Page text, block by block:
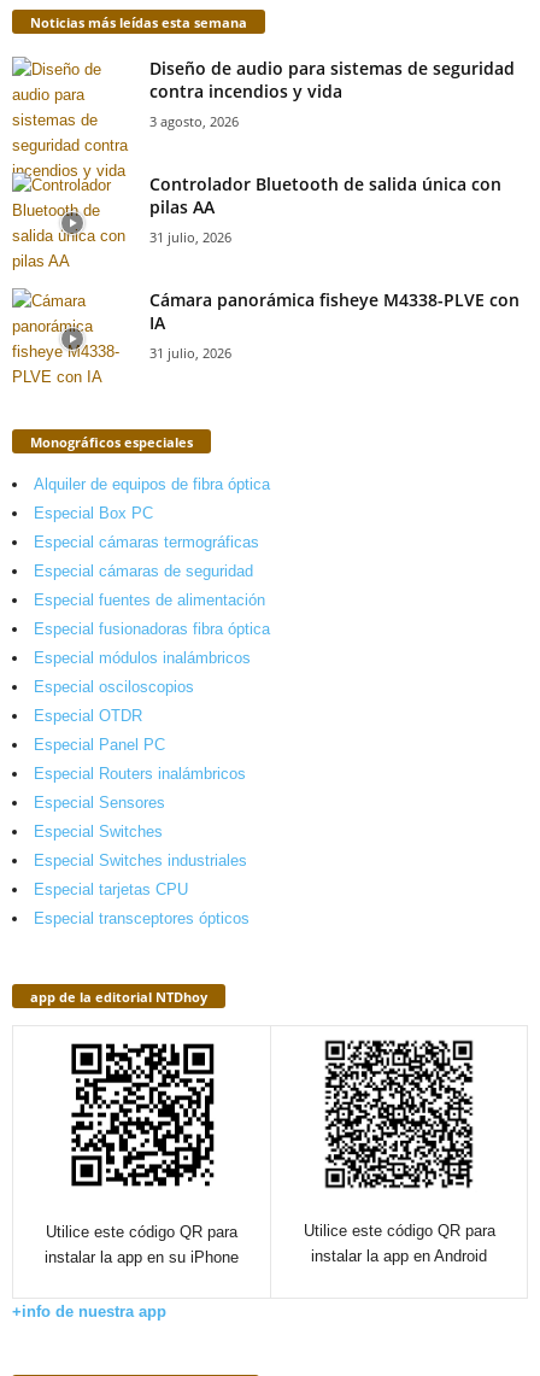
Noticias más leídas esta semana
Diseño de audio para sistemas de seguridad
contra incendios y vida
3 agosto, 2026
Controlador Bluetooth de salida única con
pilas AA
31 julio, 2026
Cámara panorámica fisheye M4338-PLVE con
IA
31 julio, 2026
Monográficos especiales
Alquiler de equipos de fibra óptica
Especial Box PC
Especial cámaras termográficas
Especial cámaras de seguridad
Especial fuentes de alimentación
Especial fusionadoras fibra óptica
Especial módulos inalámbricos
Especial osciloscopios
Especial OTDR
Especial Panel PC
Especial Routers inalámbricos
Especial Sensores
Especial Switches
Especial Switches industriales
Especial tarjetas CPU
Especial transceptores ópticos
app de la editorial NTDhoy
Utilice este código QR para
instalar la app en su iPhone
Utilice este código QR para
instalar la app en Android
+info de nuestra app